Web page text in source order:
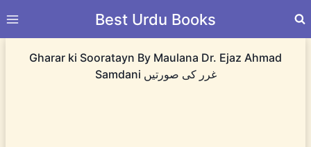
to
Best Urdu Books
Gharar ki Sooratayn By Maulana Dr. Ejaz Ahmad
Samdani غرر کی صورتیں